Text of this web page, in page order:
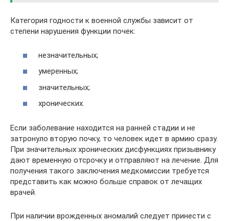
Категория годности к военной службы зависит от
степени нарушения функции почек:
незначительных;
умеренных;
значительных;
хронических.
Если заболевание находится на ранней стадии и не
затронуло вторую почку, то человек идет в армию сразу.
При значительных хронических дисфункциях призывнику
дают временную отсрочку и отправляют на лечение. Для
получения такого заключения медкомиссии требуется
представить как можно больше справок от лечащих
врачей.
При наличии врожденных аномалий следует принести с